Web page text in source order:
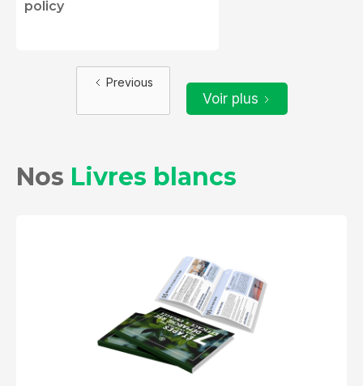
policy
Previous
Voir plus
Nos Livres blancs